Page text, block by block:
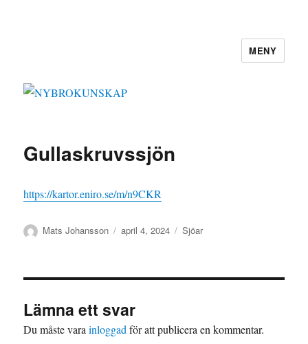
MENY
Gullaskruvssjön
https://kartor.eniro.se/m/n9CKR
Författare
Mats Johansson
Publicerat
april 4, 2024 Kategorier
Sjöar
Lämna ett svar
Du måste varainloggad för att publicera en kommentar.